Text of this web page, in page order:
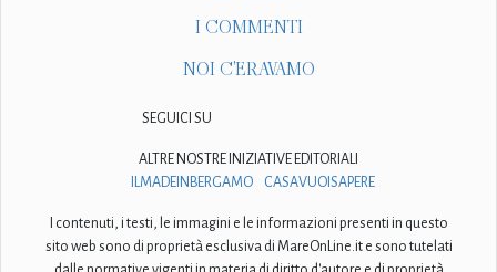
I COMMENTI
NOI C'ERAVAMO
SEGUICI SU
ALTRE NOSTRE INIZIATIVE EDITORIALI
ILMADEINBERGAMO
CASAVUOISAPERE
I contenuti, i testi, le immagini e le informazioni presenti in questo
sito web sono di proprietà esclusiva di MareOnLine.it e sono tutelati